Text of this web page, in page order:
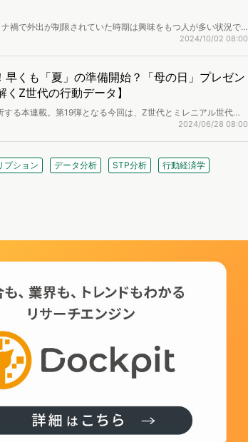
禍で外出が制限されていた時期は興味をもつ人が多い状況で
です。この記事では、現在もダイエットに関心を持つ人々に
2024/10/02 08:00
くも「夏」の準備開始？「母の日」プレゼン
Z世代の行動データ】
る本連載。第19弾となる今回は、Z世代とミレニアル世代の
取り上げてZ世代のトレンドをお送りします。Z世代の準
2024/06/28 08:00
プション データ分析 STP分析
行動経済学